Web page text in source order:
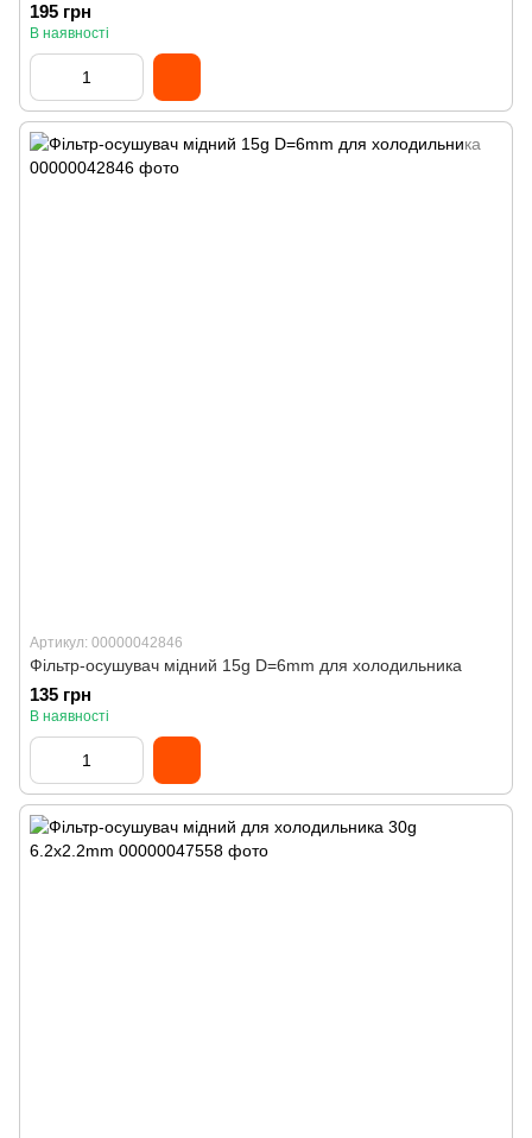
195 грн
В наявності
Артикул: 00000042846
Фільтр-осушувач мідний 15g D=6mm для холодильника
135 грн
В наявності